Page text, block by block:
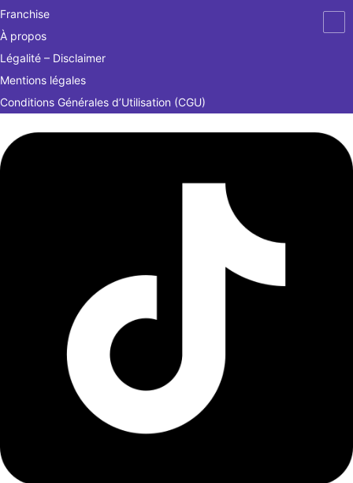
Franchise
À propos
Légalité – Disclaimer
Mentions légales
Conditions Générales d’Utilisation (CGU)